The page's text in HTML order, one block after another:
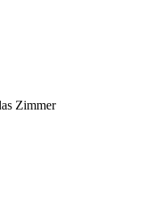
Zimmer